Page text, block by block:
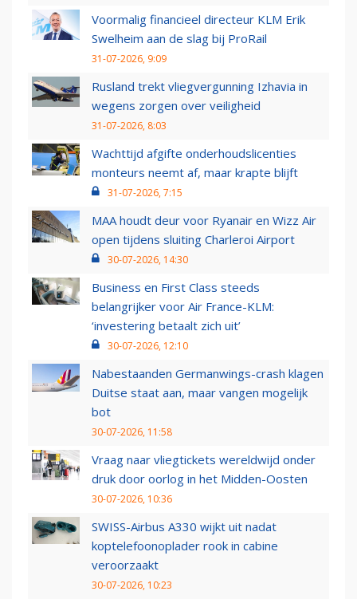
Voormalig financieel directeur KLM Erik
Swelheim aan de slag bij ProRail
31-07-2026, 9:09
Rusland trekt vliegvergunning Izhavia in
wegens zorgen over veiligheid
31-07-2026, 8:03
Wachttijd afgifte onderhoudslicenties
monteurs neemt af, maar krapte blijft
31-07-2026, 7:15
MAA houdt deur voor Ryanair en Wizz Air
open tijdens sluiting Charleroi Airport
30-07-2026, 14:30
Business en First Class steeds
belangrijker voor Air France-KLM:
‘investering betaalt zich uit’
30-07-2026, 12:10
Nabestaanden Germanwings-crash klagen
Duitse staat aan, maar vangen mogelijk
bot
30-07-2026, 11:58
Vraag naar vliegtickets wereldwijd onder
druk door oorlog in het Midden-Oosten
30-07-2026, 10:36
SWISS-Airbus A330 wijkt uit nadat
koptelefoonoplader rook in cabine
veroorzaakt
30-07-2026, 10:23